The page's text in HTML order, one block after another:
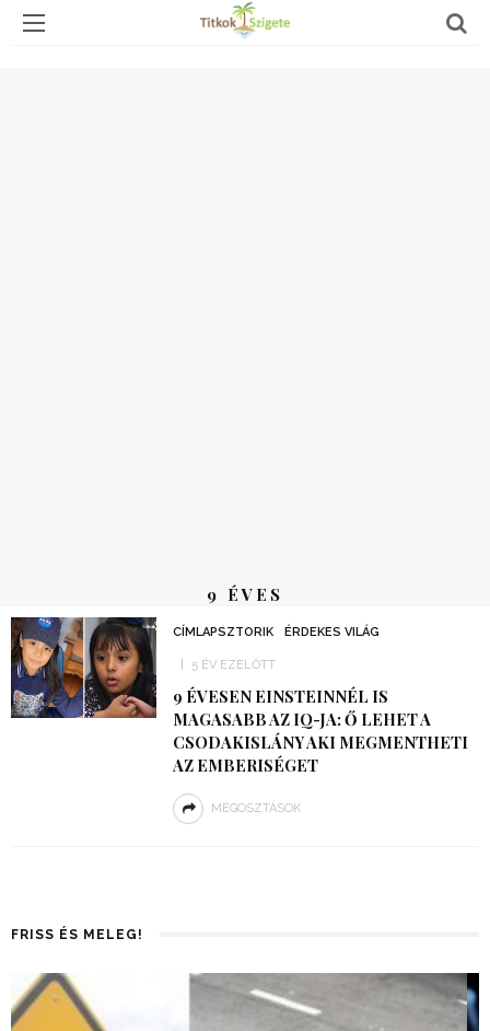
9 ÉVES
CÍMLAPSZTORIK ÉRDEKES VILÁG
5 ÉV EZELŐTT
9 ÉVESEN EINSTEINNÉL IS
MAGASABB AZ IQ-JA: Ő LEHET A
CSODAKISLÁNY AKI MEGMENTHETI
AZ EMBERISÉGET
MEGOSZTÁSOK
FRISS ÉS MELEG!